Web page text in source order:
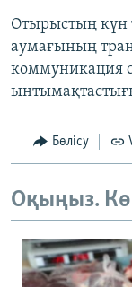
Отырыстың күн
аумағының
коммуникация
Бөлісу
Оқыңыз.